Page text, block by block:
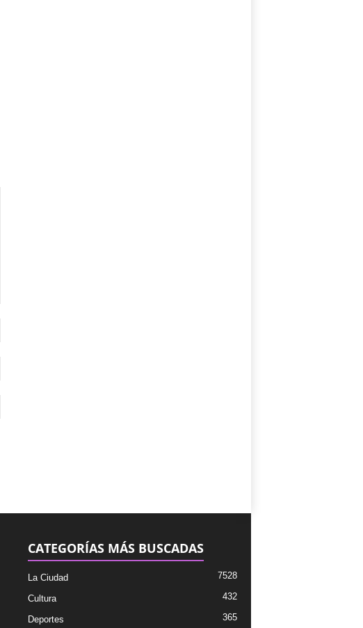
CATEGORÍAS MÁS BUSCADAS
La Ciudad 7528
Cultura 432
Deportes 365